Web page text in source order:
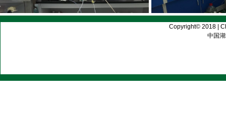
Copyright© 2018 |
中国